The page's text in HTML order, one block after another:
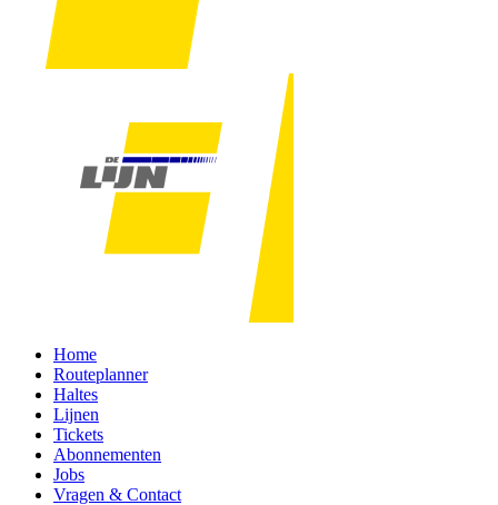
Home
Routeplanner
Haltes
Lijnen
Tickets
Abonnementen
Jobs
Vragen & Contact